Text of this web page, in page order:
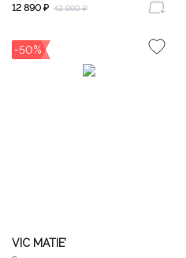
12 890 ₽ 42 990 ₽
-50%
VIC MATIE’